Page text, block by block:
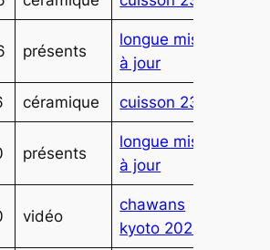
présents
longue mise
à jour
céramique cuisson 231
présents
longue mise
à jour
vidéo
chawans
kyoto 2022